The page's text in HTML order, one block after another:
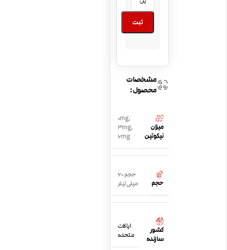
ثبت
مشخصات
محصول:
میزان
نیکوتین
0mg,
3mg,
6mg
حجم
حجم 60
میلی لیتر
کشور
سازنده
ایالات
متحده